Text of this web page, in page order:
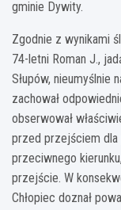
gminie Dywity.
Zgodnie z wynikami
74-letni Roman J.,
Słupów, nieumyślnie
zachował
obserwował
przed przejściem dla
przeciwnego
przejście. W
Chłopiec doznał